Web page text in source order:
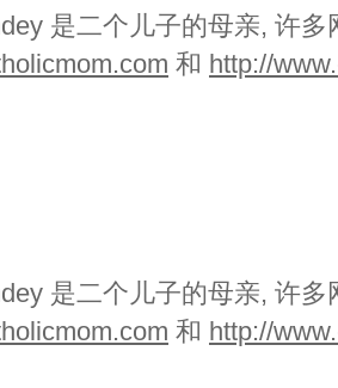
是二个儿子的母亲, 许
和 http://
是二个儿子的母亲, 许
和 http://